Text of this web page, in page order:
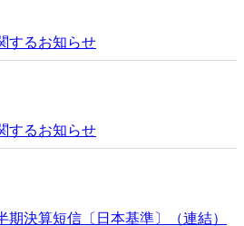
するお知らせ
するお知らせ
決算短信〔日本基準〕（連結）